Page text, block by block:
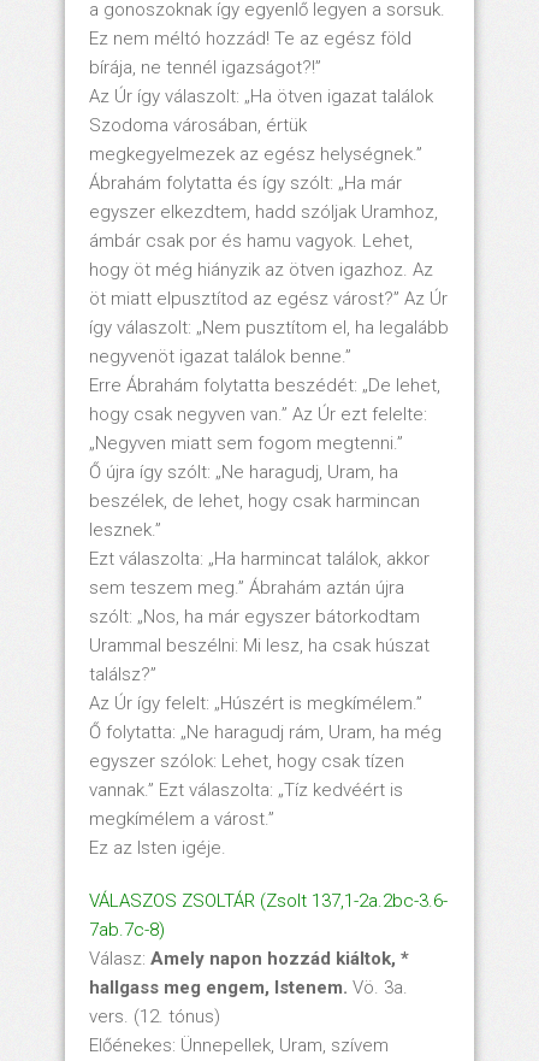
a gonoszoknak így egyenlő legyen a sorsuk.
Ez nem méltó hozzád! Te az egész föld
bírája, ne tennél igazságot?!”
Az Úr így válaszolt: „Ha ötven igazat találok
Szodoma városában, értük
megkegyelmezek az egész helységnek.”
Ábrahám folytatta és így szólt: „Ha már
egyszer elkezdtem, hadd szóljak Uramhoz,
ámbár csak por és hamu vagyok. Lehet,
hogy öt még hiányzik az ötven igazhoz. Az
öt miatt elpusztítod az egész várost?” Az Úr
így válaszolt: „Nem pusztítom el, ha legalább
negyvenöt igazat találok benne.”
Erre Ábrahám folytatta beszédét: „De lehet,
hogy csak negyven van.” Az Úr ezt felelte:
„Negyven miatt sem fogom megtenni.”
Ő újra így szólt: „Ne haragudj, Uram, ha
beszélek, de lehet, hogy csak harmincan
lesznek.”
Ezt válaszolta: „Ha harmincat találok, akkor
sem teszem meg.” Ábrahám aztán újra
szólt: „Nos, ha már egyszer bátorkodtam
Urammal beszélni: Mi lesz, ha csak húszat
találsz?”
Az Úr így felelt: „Húszért is megkímélem.”
Ő folytatta: „Ne haragudj rám, Uram, ha még
egyszer szólok: Lehet, hogy csak tízen
vannak.” Ezt válaszolta: „Tíz kedvéért is
megkímélem a várost.”
Ez az Isten igéje.
VÁLASZOS ZSOLTÁR (Zsolt 137,1-2a.2bc-3.6-
7ab.7c-8)
Válasz: Amely napon hozzád kiáltok, *
hallgass meg engem, Istenem. Vö. 3a.
vers. (12. tónus)
Előénekes: Ünnepellek, Uram, szívem